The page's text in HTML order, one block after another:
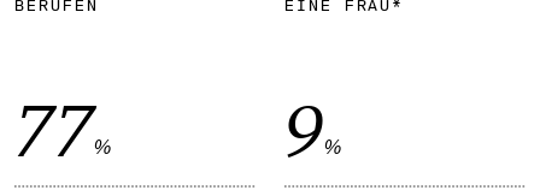
BERUFEN
EINE FRAU*
77% 9%